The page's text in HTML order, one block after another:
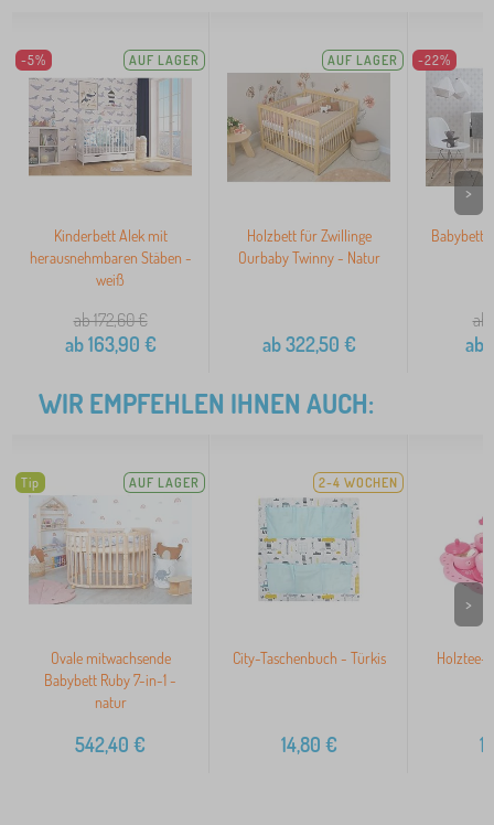
-5% AUF LAGER
Kinderbett Alek mit
herausnehmbaren Stäben -
weiß
ab 172,60€
ab163,90 €
AUF LAGER
Holzbett für Zwillinge
Ourbaby Twinny - Natur
ab322,50 €
-22%
Babybett
ab
ab
>
WIR EMPFEHLEN IHNEN AUCH:
Tip AUF LAGER
Ovale mitwachsende
Babybett Ruby 7-in-1 -
natur
542,40 €
2-4 WOCHEN
City-Taschenbuch - Türkis
14,80 €
Holztee-
>